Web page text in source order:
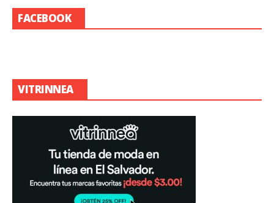
FACEBOOK
VITRINNEA